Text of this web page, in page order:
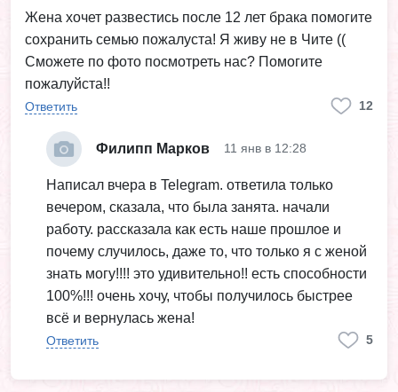
Жена хочет развестись после 12 лет брака помогите
сохранить семью пожалуста! Я живу не в Чите ((
Сможете по фото посмотреть нас? Помогите
пожалуйста!!
Ответить 12
Филипп Марков 11 янв в 12:28
Написал вчера в Telegram. ответила только
вечером, сказала, что была занята. начали
работу. рассказала как есть наше прошлое и
почему случилось, даже то, что только я с женой
знать могу!!!! это удивительно!! есть способности
100%!!! очень хочу, чтобы получилось быстрее
всё и вернулась жена!
Ответить 5